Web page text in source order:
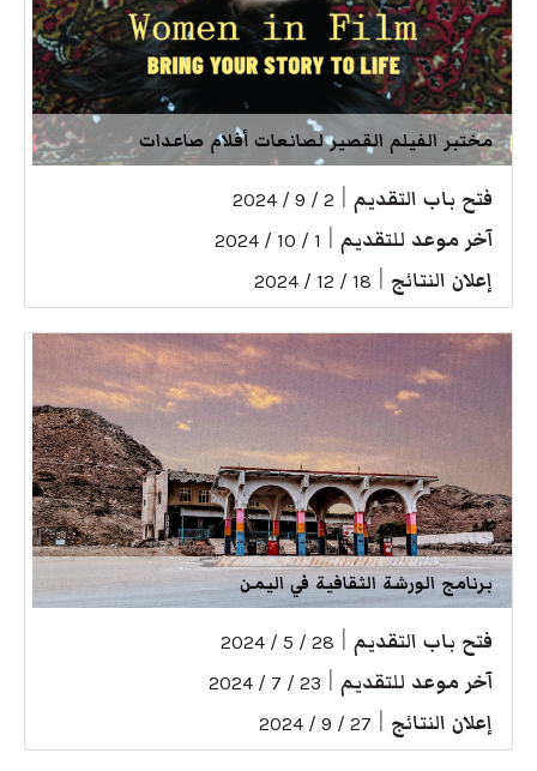
مختبر الفيلم القصير لصانعات أفلام صاعدات
فتح باب التقديم 2 / 9 / 2024
آخر موعد للتقديم 1 / 10 / 2024
إعلان النتائج 18 / 12 / 2024
برنامج الورشة الثقافية في اليمن
فتح باب التقديم 28 / 5 / 2024
آخر موعد للتقديم 23 / 7 / 2024
إعلان النتائج 27 / 9 / 2024